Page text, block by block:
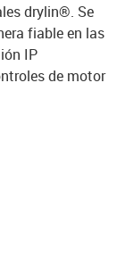
drylin®. Se
fiable en las
IP
de motor